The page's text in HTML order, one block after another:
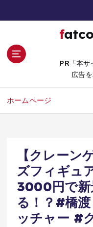
fatcowgames.n
PR「本サ
広告
ホームページ
【クレーン
ズフィギュ
3000円で新
る！？#橋
ッチャー #